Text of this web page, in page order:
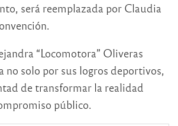
será reemplazada por Claudia
“Locomotora” Oliveras
no solo por sus logros deportivos,
de transformar la realidad
público.